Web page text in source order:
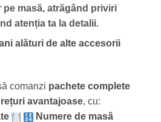
masă, atrăgând priviri
atenția ta la detalii.
alături de alte accesorii
comanzi pachete complete
avantajoase, cu:
Numere de masă